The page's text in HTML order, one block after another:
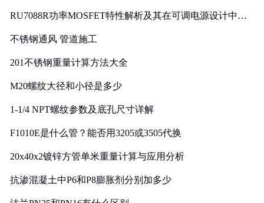
RU7088R功率MOSFET特性解析及其在可调电源设计中的
不锈钢通风 管道施工
201不锈钢重量计算方法大全
M20螺纹大径和小径是多少
1-1/4 NPT螺纹参数及底孔尺寸详解
F1010E是什么管？能否用3205或3505代换
20x40x2镀锌方管单米重量计算与应用分析
抗渗混凝土中P6和P8膨胀剂分别加多少